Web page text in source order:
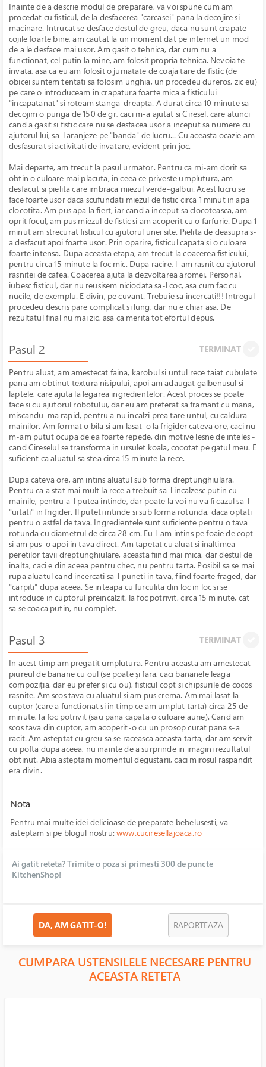
Inainte de a descrie modul de preparare, va voi spune cum am
procedat cu fisticul, de la desfacerea "carcasei" pana la decojire si
macinare. Intrucat se desface destul de greu, daca nu sunt crapate
cojile foarte bine, am cautat la un moment dat pe internet un mod
de a le desface mai usor. Am gasit o tehnica, dar cum nu a
functionat, cel putin la mine, am folosit propria tehnica. Nevoia te
invata, asa ca eu am folosit o jumatate de coaja tare de fistic (de
obicei suntem tentati sa folosim unghia, un procedeu dureros, zic eu)
pe care o introduceam in crapatura foarte mica a fisticului
"incapatanat" si roteam stanga-dreapta. A durat circa 10 minute sa
decojim o punga de 150 de gr, caci m-a ajutat si Ciresel, care atunci
cand a gasit si fistic care nu se desfacea usor a inceput sa numere cu
ajutorul lui, sa-l aranjeze pe "banda" de lucru... Cu aceasta ocazie am
desfasurat si activitati de invatare, evident prin joc.
Mai departe, am trecut la pasul urmator. Pentru ca mi-am dorit sa
obtin o culoare mai placuta, in ceea ce priveste umplutura, am
desfacut si pielita care imbraca miezul verde-galbui. Acest lucru se
face foarte usor daca scufundati miezul de fistic circa 1 minut in apa
clocotita. Am pus apa la fiert, iar cand a inceput sa clocoteasca, am
oprit focul, am pus miezul de fistic si am acoperit cu o farfurie. Dupa 1
minut am strecurat fisticul cu ajutorul unei site. Pielita de deasupra s-
a desfacut apoi foarte usor. Prin oparire, fisticul capata si o culoare
foarte intensa. Dupa aceasta etapa, am trecut la coacerea fisticului,
pentru circa 15 minute la foc mic. Dupa racire, l-am rasnit cu ajutorul
rasnitei de cafea. Coacerea ajuta la dezvoltarea aromei. Personal,
iubesc fisticul, dar nu reusisem niciodata sa-l coc, asa cum fac cu
nucile, de exemplu. E divin, pe cuvant. Trebuie sa incercati!!! Intregul
procedeu descris pare complicat si lung, dar nu e chiar asa. De
rezultatul final nu mai zic, asa ca merita tot efortul depus.
Pasul 2 TERMINAT
Pentru aluat, am amestecat faina, karobul si untul rece taiat cubulete
pana am obtinut textura nisipului, apoi am adaugat galbenusul si
laptele, care ajuta la legarea ingredientelor. Acest proces se poate
face si cu ajutorul robotului, dar eu am preferat sa framant cu mana,
miscandu-ma rapid, pentru a nu incalzi prea tare untul, cu caldura
mainilor. Am format o bila si am lasat-o la frigider cateva ore, caci nu
m-am putut ocupa de ea foarte repede, din motive lesne de inteles -
cand Cireselul se transforma in ursulet koala, cocotat pe gatul meu. E
suficient ca aluatul sa stea circa 15 minute la rece.
Dupa cateva ore, am intins aluatul sub forma dreptunghiulara.
Pentru ca a stat mai mult la rece a trebuit sa-l incalzesc putin cu
mainile, pentru a-l putea intinde, dar poate la voi nu va fi cazul sa-l
"uitati" in frigider. Il puteti intinde si sub forma rotunda, daca optati
pentru o astfel de tava. Ingredientele sunt suficiente pentru o tava
rotunda cu diametrul de circa 28 cm. Eu l-am intins pe foaie de copt
si am pus-o apoi in tava direct. Am tapetat cu aluat si inaltimea
peretilor tavii dreptunghiulare, aceasta fiind mai mica, dar destul de
inalta, caci e din aceea pentru chec, nu pentru tarta. Posibil sa se mai
rupa aluatul cand incercati sa-l puneti in tava, fiind foarte fraged, dar
"carpiti" dupa aceea. Se inteapa cu furculita din loc in loc si se
introduce in cuptorul preincalzit, la foc potrivit, circa 15 minute, cat
sa se coaca putin, nu complet.
Pasul 3 TERMINAT
In acest timp am pregatit umplutura. Pentru aceasta am amestecat
piureul de banane cu oul (se poate și fara, caci bananele leaga
compoziția, dar eu prefer și cu ou), fisticul copt si chipsurile de cocos
rasnite. Am scos tava cu aluatul si am pus crema. Am mai lasat la
cuptor (care a functionat si in timp ce am umplut tarta) circa 25 de
minute, la foc potrivit (sau pana capata o culoare aurie). Cand am
scos tava din cuptor, am acoperit-o cu un prosop curat pana s-a
racit. Am asteptat cu greu sa se raceasca aceasta tarta, dar am servit
cu pofta dupa aceea, nu inainte de a surprinde in imagini rezultatul
obtinut. Abia asteptam momentul degustarii, caci mirosul raspandit
era divin.
Nota
Pentru mai multe idei delicioase de preparate bebelusesti, va
asteptam si pe blogul nostru:www.cuciresellajoaca.ro
Ai gatit reteta? Trimite o poza si primesti 300 de puncte
KitchenShop!
DA, AM GATIT-O! RAPORTEAZA
CUMPARA USTENSILELE NECESARE PENTRU
ACEASTA RETETA